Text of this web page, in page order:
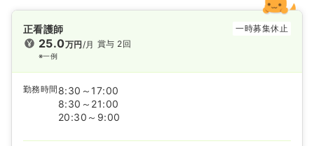
正看護師 一時募集休止
25.0万円/月
※一例
賞与 2回
勤務時間 8:30～17:00
8:30～21:00
20:30～9:00